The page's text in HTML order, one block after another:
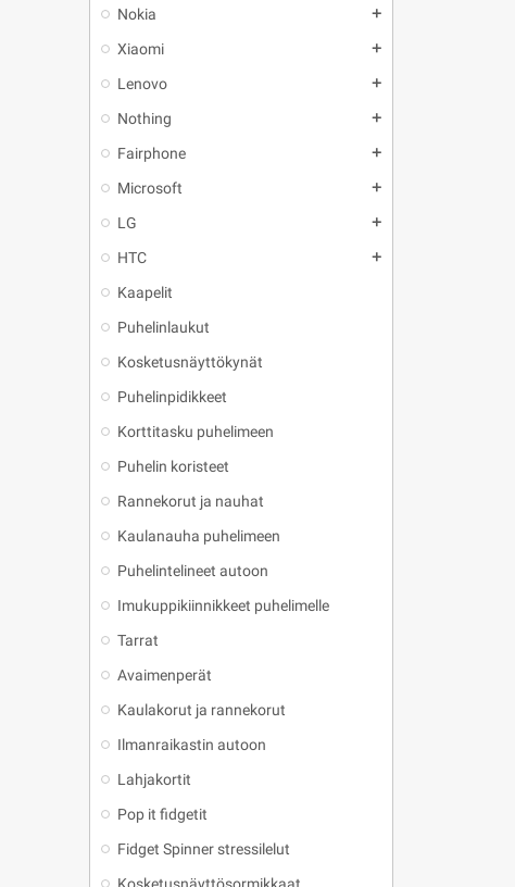
Nokia add
Xiaomi add
Lenovo add
Nothing add
Fairphone add
Microsoft add
LG add
HTC add
Kaapelit
Puhelinlaukut
Kosketusnäyttökynät
Puhelinpidikkeet
Korttitasku puhelimeen
Puhelin koristeet
Rannekorut ja nauhat
Kaulanauha puhelimeen
Puhelintelineet autoon
Imukuppikiinnikkeet puhelimelle
Tarrat
Avaimenperät
Kaulakorut ja rannekorut
Ilmanraikastin autoon
Lahjakortit
Pop it fidgetit
Fidget Spinner stressilelut